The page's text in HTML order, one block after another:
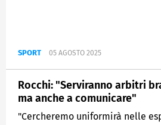
SPORT 05 AGOSTO 2025
Rocchi: "Serviranno arbitri
ma anche a comunicare"
"Cercheremo uniformirà nelle